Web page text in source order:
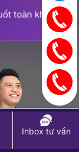
Inbox tư vấn